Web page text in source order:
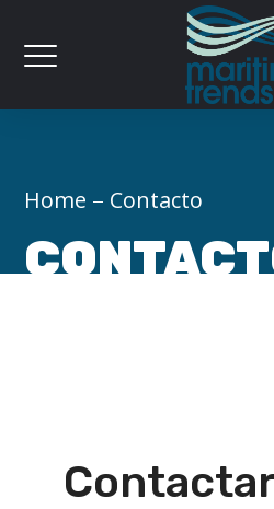
Home Contacto